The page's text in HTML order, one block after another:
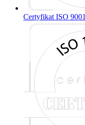
Certyfikat ISO 9001